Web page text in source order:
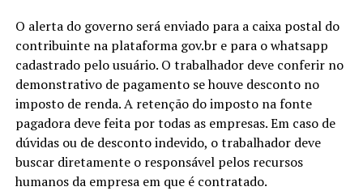
O alerta do governo será enviado para a caixa postal do
contribuinte na plataforma gov.br e para o whatsapp
cadastrado pelo usuário. O trabalhador deve conferir no
demonstrativo de pagamento se houve desconto no
imposto de renda. A retenção do imposto na fonte
pagadora deve feita por todas as empresas. Em caso de
dúvidas ou de desconto indevido, o trabalhador deve
buscar diretamente o responsável pelos recursos
humanos da empresa em que é contratado.